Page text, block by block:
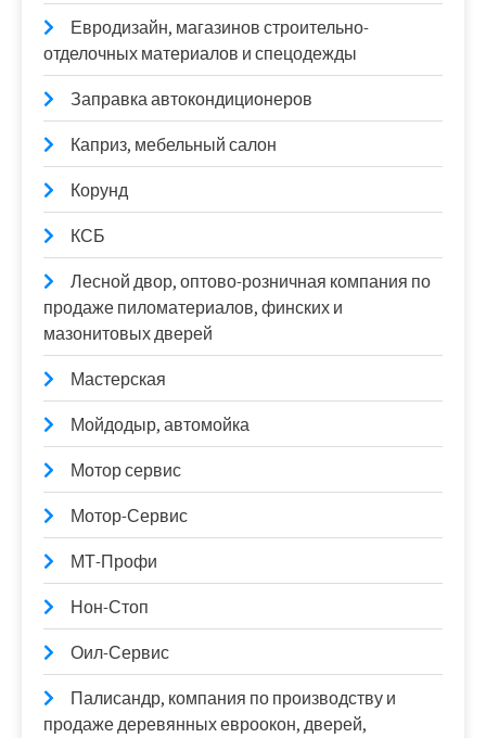
Евродизайн, магазинов строительно-
отделочных материалов и спецодежды
Заправка автокондиционеров
Каприз, мебельный салон
Корунд
КСБ
Лесной двор, оптово-розничная компания по
продаже пиломатериалов, финских и
мазонитовых дверей
Мастерская
Мойдодыр, автомойка
Мотор сервис
Мотор-Сервис
МТ-Профи
Нон-Стоп
Оил-Сервис
Палисандр, компания по производству и
продаже деревянных евроокон, дверей,